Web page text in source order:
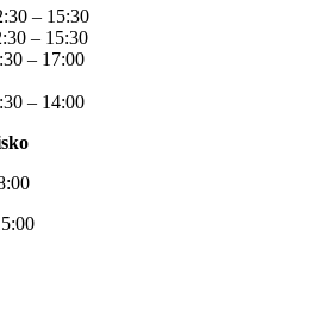
– 15:30
– 15:30
– 17:00
– 14:00